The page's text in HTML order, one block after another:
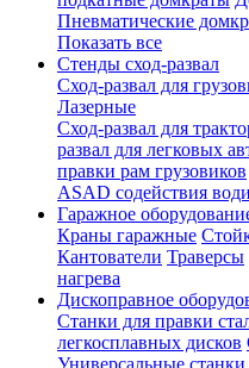
Пневматические
Показать все
Стенды сход-развал
Сход-развал для
Лазерные
Сход-развал для
развал для легковых
правки рам грузовиков
ASAD содействия
Гаражное
Краны гаражные
Кантователи Траверсы
нагрева
Дископравное
Станки для правки
легкосплавных дисков
Универсальные